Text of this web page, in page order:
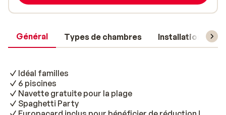
Général Types de chambres Installations
Idéal familles
6 piscines
Navette gratuite pour la plage
Spaghetti Party